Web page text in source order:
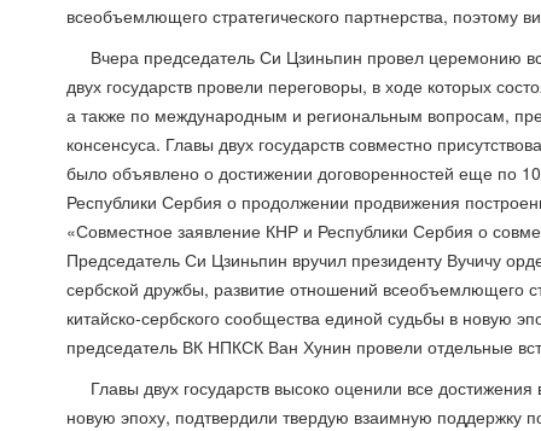
всеобъемлющего стратегического партнерства, поэтому
Вчера председатель Си Цзиньпин провел церемонию
двух государств провели переговоры, в ходе которых
а также по международным и региональным вопросам,
консенсуса. Главы двух государств совместно
было объявлено о достижении договоренностей еще по
Республики Сербия о продолжении продвижения
«Совместное заявление КНР и Республики Сербия о
Председатель Си Цзиньпин вручил президенту Вучичу
сербской дружбы, развитие отношений всеобъемлющего
китайско-сербского сообщества единой судьбы в новую
председатель ВК НПКСК Ван Хунин провели отдельные
Главы двух государств высоко оценили все
новую эпоху, подтвердили твердую взаимную поддержку